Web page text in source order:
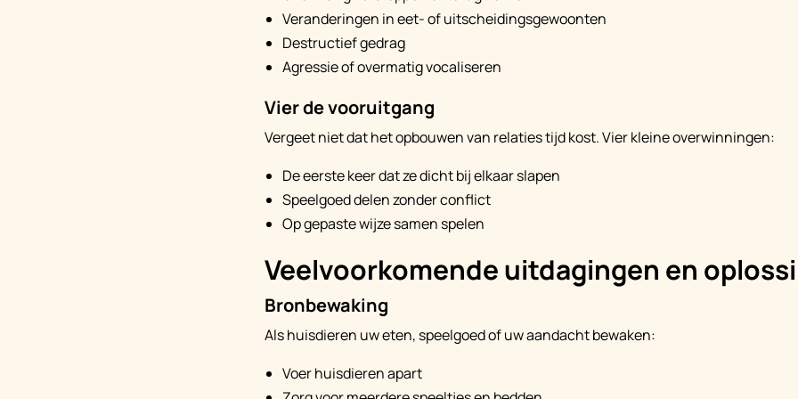
Veranderingen in eet- of uitscheidingsgewoonten
Destructief gedrag
Agressie of overmatig vocaliseren
Vier de vooruitgang
Vergeet niet dat het opbouwen van relaties tijd kost. Vier kleine overwinningen:
De eerste keer dat ze dicht bij elkaar slapen
Speelgoed delen zonder conflict
Op gepaste wijze samen spelen
Veelvoorkomende uitdagingen en
Bronbewaking
Als huisdieren uw eten, speelgoed of uw aandacht bewaken:
Voer huisdieren apart